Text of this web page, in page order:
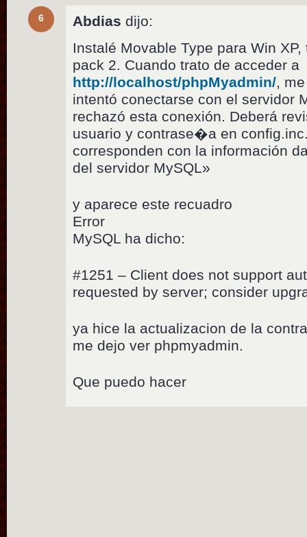
6 Abdias dijo:
Instalé Movable Type para Win
pack 2. Cuando trato de acceder a
http://localhost/phpMyadmin/,
intentó conectarse con el servidor
rechazó esta conexión. Deberá
usuario y contrase�a en
corresponden con la información
del servidor MySQL»
y aparece este recuadro
Error
MySQL ha dicho:
#1251 – Client does not support
requested by server; consider
ya hice la actualizacion de la
me dejo ver phpmyadmin.
Que puedo hacer